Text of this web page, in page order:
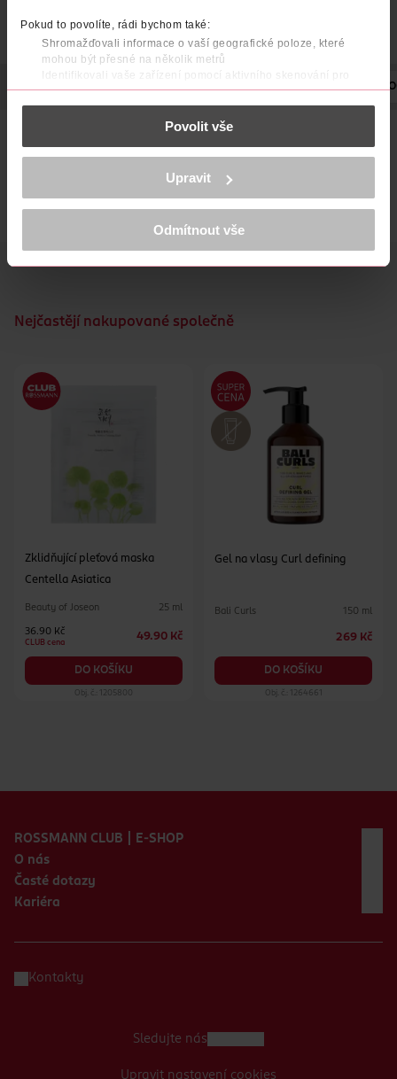
Pokud to povolíte, rádi bychom také:
Shromažďovali informace o vaší geografické poloze, které
mohou být přesné na několik metrů
Identifikovali vaše zařízení pomocí aktivního skenování pro
konkrétní charakteristiky (otisk prstu)
Zjistěte více o tom, jak zpracováváme vaše osobní údaje, a nastavte
části s podrobnostmi . Svůj souhlas můžete kdykoliv
K provozu stránek, personalizaci obsahu a reklam, funkcí sociálních
médií, analýze návštěvnosti, které mohou nést osobní údaje.
Více najdete vprohlášení o ochraně osobních údajů.
Děkujeme za pochopení. >více o cookies<
Povolit vše
Upravit
Odmítnout vše
Sypký pudr Invisible Matte od CATRICE má extrémně lehkou
hedvábnou texturu, která se snadno zapracuje do pokožky.
Poskytuje pleti okamžitý efekt vyhlazení a zmenšuje póry.
Snižuje lesk pokožky a prodlužuje odolnost make-upu.
Složení neobsahuje mikroplasty, silikony, minerální oleje,
Nejčastějí nakupované společně
Zklidňující pleťová maska
Centella Asiatica
Beauty of Joseon 25 ml
36.90 Kč
CLUB cena
49.90 Kč
DO KOŠÍKU
Obj. č.: 1205800
Gel na vlasy Curl defining
Bali Curls 150 ml
269 Kč
DO KOŠÍKU
Obj. č.: 1264661
ROSSMANN CLUB | E-SHOP
O nás
Časté dotazy
Kariéra
Kontakty
Sledujte nás
Upravit nastavení cookies